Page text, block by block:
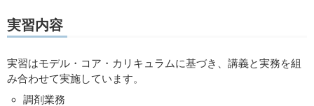
実習内容
実習はモデル・コア・カリキュラムに基づき、講義と実務を組
み合わせて実施しています。
調剤業務